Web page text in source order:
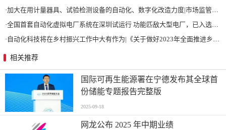
·加大在用计量器具、试验检测设备的自动化、数字化改造力度|市场监管总局 工业和信息化部 关于促进企业计量能力提升的指导意见
·全国首套自动化虚拟电厂系统在深圳试运行 功能匹敌大型电厂，已入选国际典型案例
· 自动化科技将在乡村振兴工作中大有作为|《关于做好2023年全面推进乡村振兴重点工作的意见》发布
相关推荐
国际可再生能源署在宁德发布其全球首
份储能专题报告完整版
2025-09-18
网龙公布 2025 年中期业绩